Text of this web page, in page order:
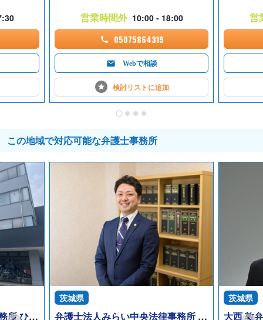
営業時間外 10:00 - 18:00
05075864319
Webで相談
検討リストに追加
営
この地域で対応可能な弁護士事務所
弁護士法人萩原総合法律事務所 ひたちなか支所
茨城県
弁護士法人みらい中央法律事務所 つくばみらい本部オフィス
茨城県
大西 敦